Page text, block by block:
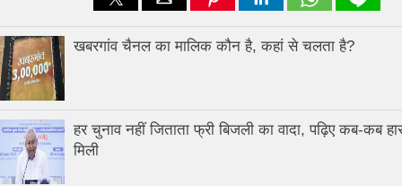
खबरगांव चैनल का मालिक कौन है, कहां से चलता है?
हर चुनाव नहीं जिताता फ्री बिजली का वादा, पढ़िए कब-कब
मिली